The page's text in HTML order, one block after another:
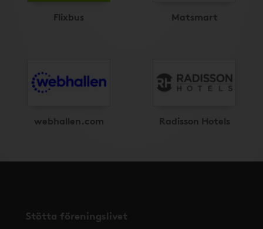
Flixbus Matsmart
webhallen.com Radisson Hotels
Stötta föreningslivet